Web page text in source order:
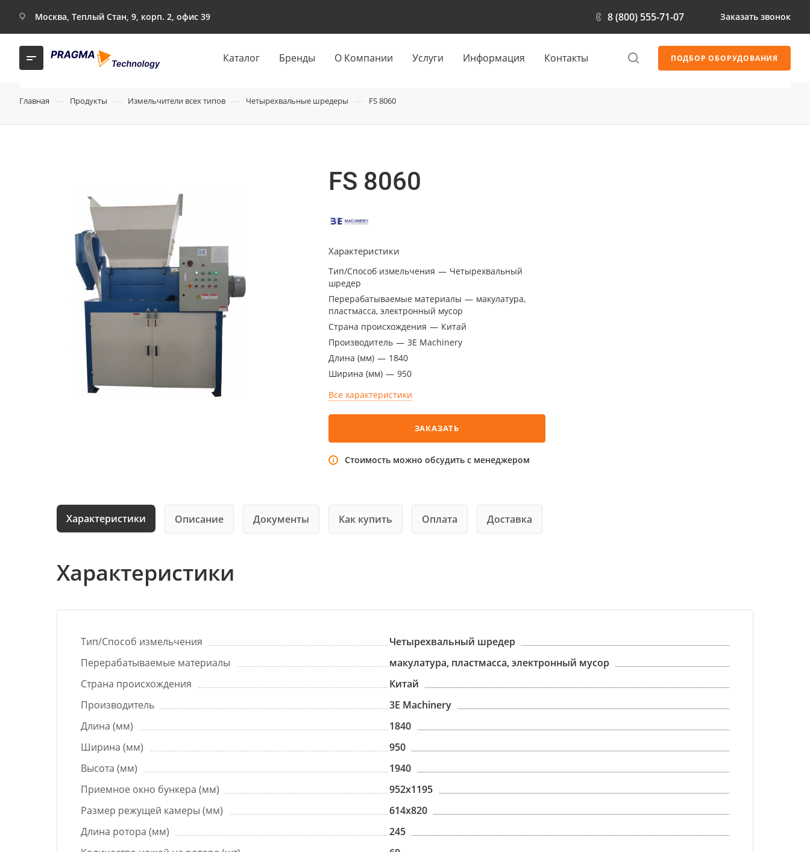
Москва, Теплый Стан, 9, корп. 2, офис 39 8 (800) 555-71-07 Заказать звонок
Каталог Бренды О Компании Услуги Информация Контакты ПОДБОР ОБОРУДОВАНИЯ
Главная — Продукты — Измельчители всех типов — Четырехвальные шредеры — FS 8060
FS 8060
Характеристики
Тип/Способ измельчения — Четырехвальный
шредер
Перерабатываемые материалы — макулатура,
пластмасса, электронный мусор
Страна происхождения — Китай
Производитель — 3E Machinery
Длина (мм) — 1840
Ширина (мм) — 950
Все характеристики
ЗАКАЗАТЬ
Стоимость можно обсудить с менеджером
Характеристики Описание Документы Как купить Оплата Доставка
Характеристики
Тип/Способ измельчения
Четырехвальный шредер
Перерабатываемые материалы
макулатура, пластмасса, электронный мусор
Страна происхождения
Китай
Производитель
3E Machinery
Длина (мм)
1840
Ширина (мм)
950
Высота (мм)
1940
Приемное окно бункера (мм)
952х1195
Размер режущей камеры (мм)
614х820
Длина ротора (мм)
245